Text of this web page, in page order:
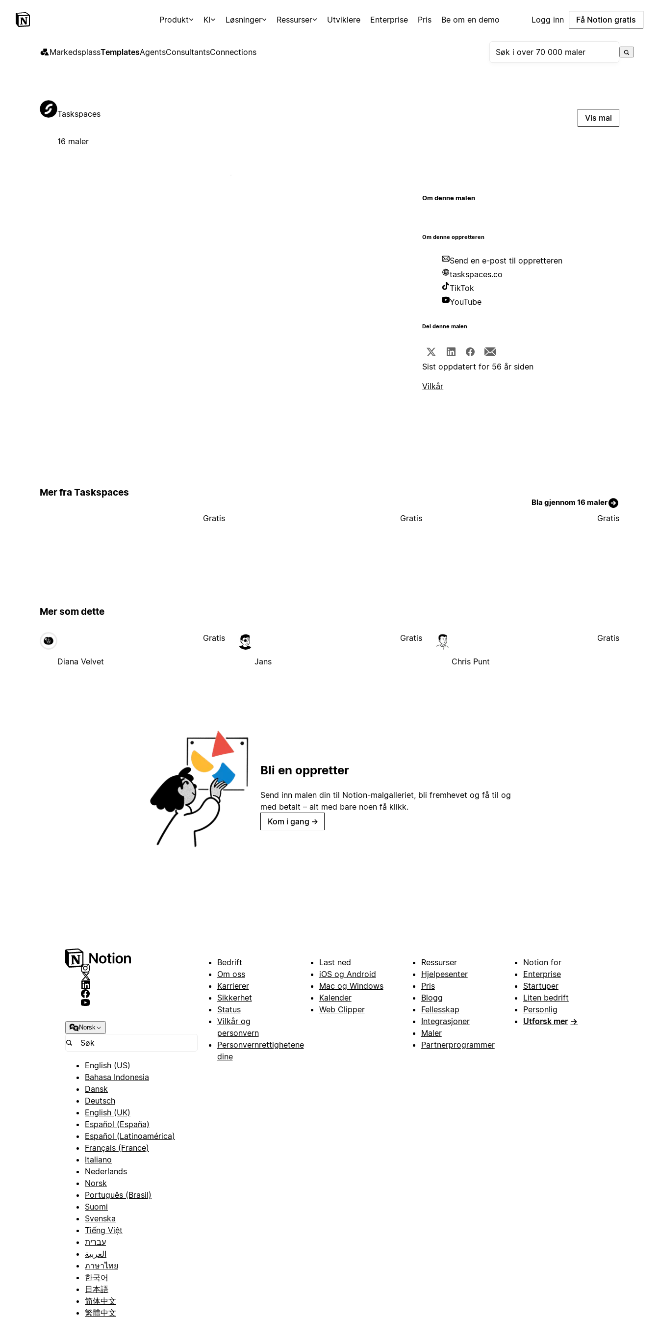
Produkt KI Løsninger Ressurser Utviklere Enterprise Pris Be om en demo Logg inn Få Notion gratis
MarkedsplassTemplatesAgentsConsultantsConnections
Taskspaces
16 maler
Vis mal
Om denne malen
Om denne oppretteren
Send en e-post til oppretteren
taskspaces.co
TikTok
YouTube
Del denne malen
Sist oppdatert for 56 år siden
Vilkår
Mer fra Taskspaces
Bla gjennom 16 maler
Gratis Gratis Gratis
Mer som dette
Diana Velvet
Gratis
Jans
Gratis
Chris Punt
Gratis
Bli en oppretter
Send inn malen din til Notion-malgalleriet, bli fremhevet og få til og
med betalt – alt med bare noen få klikk.
Kom i gang →
Norsk
English (US)
Bahasa Indonesia
Dansk
Deutsch
English (UK)
Español (España)
Español (Latinoamérica)
Français (France)
Italiano
Nederlands
Norsk
Português (Brasil)
Suomi
Svenska
Tiếng Việt
עברית
العربية
ภาษาไทย
한국어
日本語
简体中文
繁體中文
Bedrift
Om oss
Karrierer
Sikkerhet
Status
Vilkår og
personvern
Personvernrettighetene
dine
Last ned
iOS og Android
Mac og Windows
Kalender
Web Clipper
Ressurser
Hjelpesenter
Pris
Blogg
Fellesskap
Integrasjoner
Maler
Partnerprogrammer
Notion for
Enterprise
Startuper
Liten bedrift
Personlig
Utforsk mer →